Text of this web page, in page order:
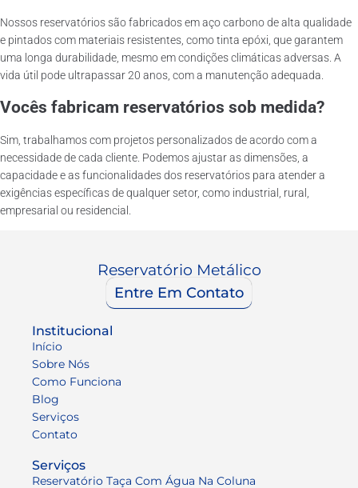
Nossos reservatórios são fabricados em aço carbono de alta qualidade
e pintados com materiais resistentes, como tinta epóxi, que garantem
uma longa durabilidade, mesmo em condições climáticas adversas. A
vida útil pode ultrapassar 20 anos, com a manutenção adequada.
Vocês fabricam reservatórios sob medida?
Sim, trabalhamos com projetos personalizados de acordo com a
necessidade de cada cliente. Podemos ajustar as dimensões, a
capacidade e as funcionalidades dos reservatórios para atender a
exigências específicas de qualquer setor, como industrial, rural,
empresarial ou residencial.
Reservatório Metálico
Entre Em Contato
Institucional
Início
Sobre Nós
Como Funciona
Blog
Serviços
Contato
Serviços
Reservatório Taça Com Água Na Coluna